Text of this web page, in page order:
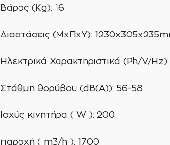
Βάρος (Kg): 16
Διαστάσεις (ΜxΠxY):
Ηλεκτρικά Χαρακτηριστικά (Ph/V/
Στάθμη θορύβου (dB(A)): 56-58
Ισχύς κινητήρα ( W ): 200
παροχή ( m3/h ): 1700